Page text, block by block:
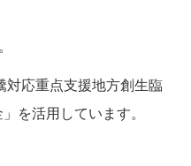
対応重点支援地方創生臨
を活用しています。